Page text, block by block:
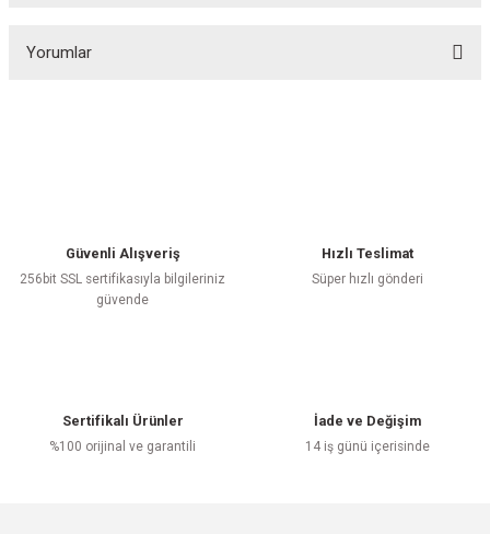
Yorumlar
Güvenli Alışveriş
256bit SSL sertifikasıyla bilgileriniz
güvende
Hızlı Teslimat
Süper hızlı gönderi
Sertifikalı Ürünler
%100 orijinal ve garantili
İade ve Değişim
14 iş günü içerisinde